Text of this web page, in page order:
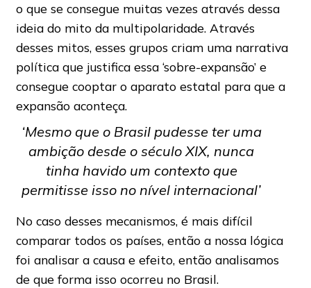
o que se consegue muitas vezes através dessa
ideia do mito da multipolaridade. Através
desses mitos, esses grupos criam uma narrativa
política que justifica essa ‘sobre-expansão’ e
consegue cooptar o aparato estatal para que a
expansão aconteça.
‘Mesmo que o Brasil pudesse ter uma
ambição desde o século XIX, nunca
tinha havido um contexto que
permitisse isso no nível internacional’
No caso desses mecanismos, é mais difícil
comparar todos os países, então a nossa lógica
foi analisar a causa e efeito, então analisamos
de que forma isso ocorreu no Brasil.